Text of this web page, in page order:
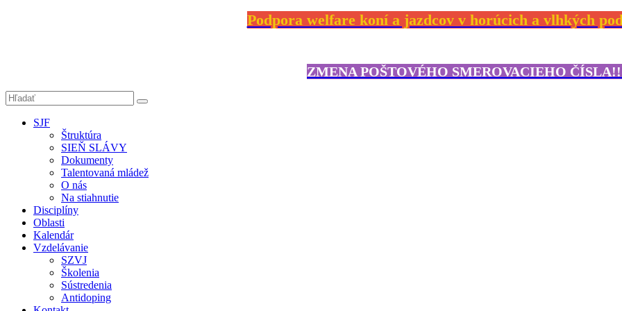
Podpora welfare koní a jazdcov v horúcich a vlhkých
ZMENA POŠTOVÉHO SMEROVACIEHO
SJF
Štruktúra
SIEŇ SLÁVY
Dokumenty
Talentovaná mládež
O nás
Na stiahnutie
Disciplíny
Oblasti
Kalendár
Vzdelávanie
SZVJ
Školenia
Sústredenia
Antidoping